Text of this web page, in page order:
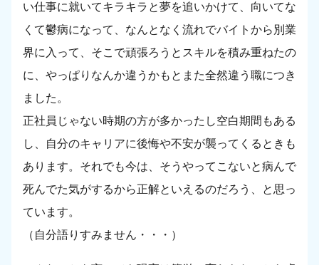
い仕事に就いてキラキラと夢を追いかけて、向いてな
くて鬱病になって、なんとなく流れでバイトから別業
界に入って、そこで頑張ろうとスキルを積み重ねたの
に、やっぱりなんか違うかもとまた全然違う職につき
ました。
正社員じゃない時期の方が多かったし空白期間もある
し、自分のキャリアに後悔や不安が襲ってくるときも
あります。それでも今は、そうやってこないと病んで
死んでた気がするから正解といえるのだろう、と思っ
ています。
（自分語りすみません・・・）